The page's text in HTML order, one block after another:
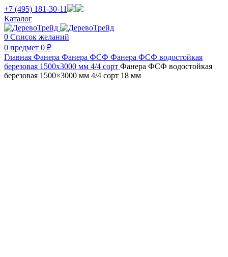
+7 (495) 181-30-11
Каталог
0 Список желаний
0 предмет 0 ₽
Главная Фанера Фанера ФСФ Фанера ФСФ водостойкая
березовая 1500х3000 мм 4/4 сорт Фанера ФСФ водостойкая
березовая 1500×3000 мм 4/4 сорт 18 мм